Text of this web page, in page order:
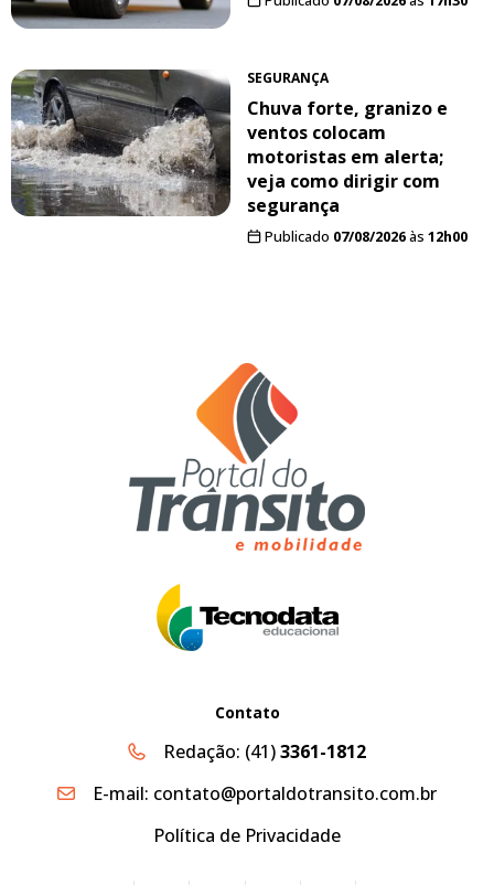
SEGURANÇA
Chuva forte, granizo e
ventos colocam
motoristas em alerta;
veja como dirigir com
segurança
Publicado 07/08/2026às 12h00
Contato
Redação: (41)3361-1812
E-mail: contato@portaldotransito.com.br
Política de Privacidade